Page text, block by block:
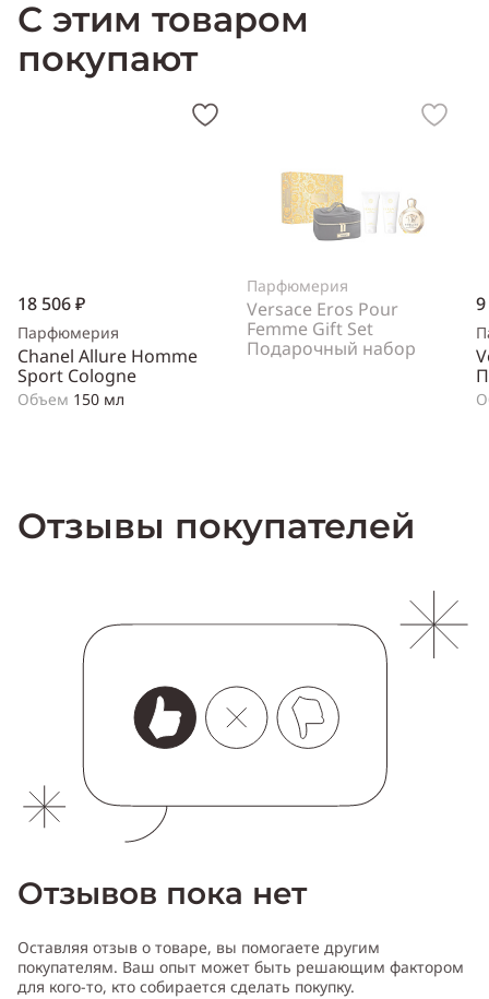
С этим товаром
покупают
18 506 ₽
Парфюмерия
Chanel Allure Homme
Sport Cologne
Объем 150 мл
Парфюмерия
Versace Eros Pour
Femme Gift Set
Подарочный набор
Отзывы покупателей
Отзывов пока нет
Оставляя отзыв о товаре, вы помогаете другим
покупателям. Ваш опыт может быть решающим фактором
для кого-то, кто собирается сделать покупку.